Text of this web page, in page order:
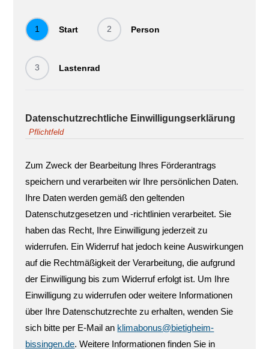
1 Start 2 Person
3 Lastenrad
Datenschutzrechtliche Einwilligungserklärung
Pflichtfeld
Zum Zweck der Bearbeitung Ihres Förderantrags
speichern und verarbeiten wir Ihre persönlichen Daten.
Ihre Daten werden gemäß den geltenden
Datenschutzgesetzen und -richtlinien verarbeitet. Sie
haben das Recht, Ihre Einwilligung jederzeit zu
widerrufen. Ein Widerruf hat jedoch keine Auswirkungen
auf die Rechtmäßigkeit der Verarbeitung, die aufgrund
der Einwilligung bis zum Widerruf erfolgt ist. Um Ihre
Einwilligung zu widerrufen oder weitere Informationen
über Ihre Datenschutzrechte zu erhalten, wenden Sie
sich bitte per E-Mail an klimabonus@bietigheim-
bissingen.de. Weitere Informationen finden Sie in